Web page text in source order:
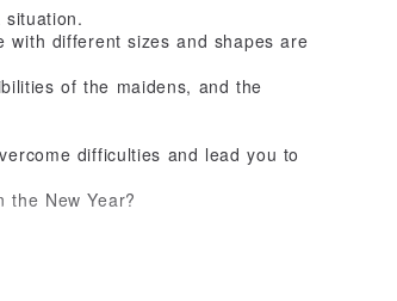
with different sizes and shapes are
of the maidens, and the
difficulties and lead you to
the New Year?